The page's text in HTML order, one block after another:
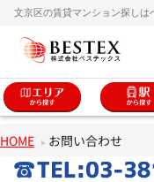
文京区の賃貸マンション探しは
HOME お問い合わせ